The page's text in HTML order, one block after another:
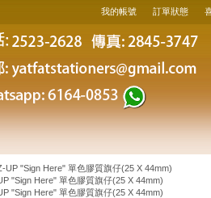
我的帳號 訂單狀態
UP "Sign Here" 單色膠質旗仔(25 X 44mm)
"Sign Here" 單色膠質旗仔(25 X 44mm)
"Sign Here" 單色膠質旗仔(25 X 44mm)